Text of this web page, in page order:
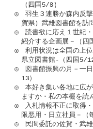
（四国5/8)
◎　羽生３連勝か森内反
賀県）武雄図書館を訪
◎　読書欲に応え１世紀
紹介する企画展－（四
◎　利用状況は全国の上
県立図書館-（四国5/
◎　図書館振興の月－一
13）
◎　本好き集い各地に広
ますか・私の本棚を読
◎　入札情報不正に取得
限悪用・日立社員－（
◎　民間委託の佐賀・武